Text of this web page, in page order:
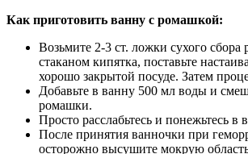
Как приготовить ванну с ромашкой:
Возьмите 2-3 ст. ложки сухого сбора
стаканом кипятка, поставьте
хорошо закрытой посуде. Затем
Добавьте в ванну 500 мл воды и
ромашки.
Просто расслабьтесь и понежьтесь в
После принятия ванночки при
осторожно высушите мокрую